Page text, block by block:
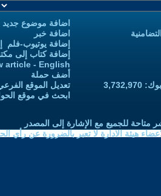
خبر
يوتيوب-فلم إلى يوتيوب التمدن
Add new article -
الموقع الفرعي للكاتب-ة
في موقع الحوار المتمدن
المصدر
عن رأي الحوار المتمدن